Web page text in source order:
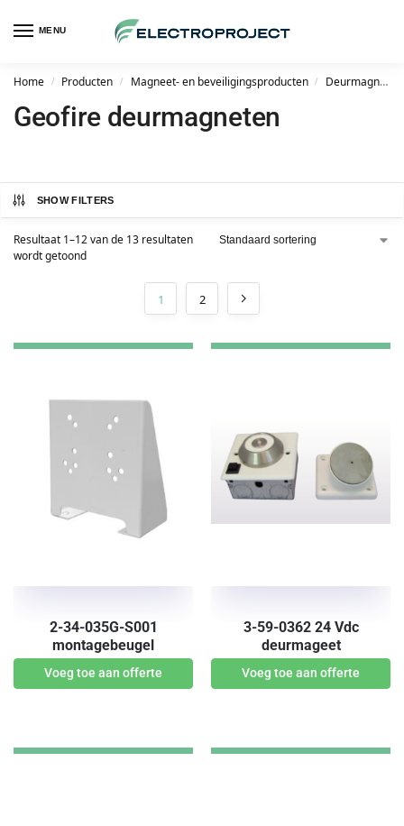
MENU
Home / Producten / Magneet- en beveiligingsproducten / Deurmagneten en deurdrangers
Geofire deurmagneten
SHOW FILTERS
Resultaat 1–12 van de 13 resultaten
wordt getoond
1 2
2-34-035G-S001
montagebeugel
Voeg toe aan offerte
3-59-0362 24 Vdc
deurmageet
Voeg toe aan offerte